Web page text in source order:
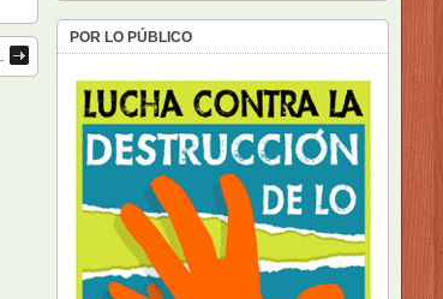
POR LO PÚBLICO